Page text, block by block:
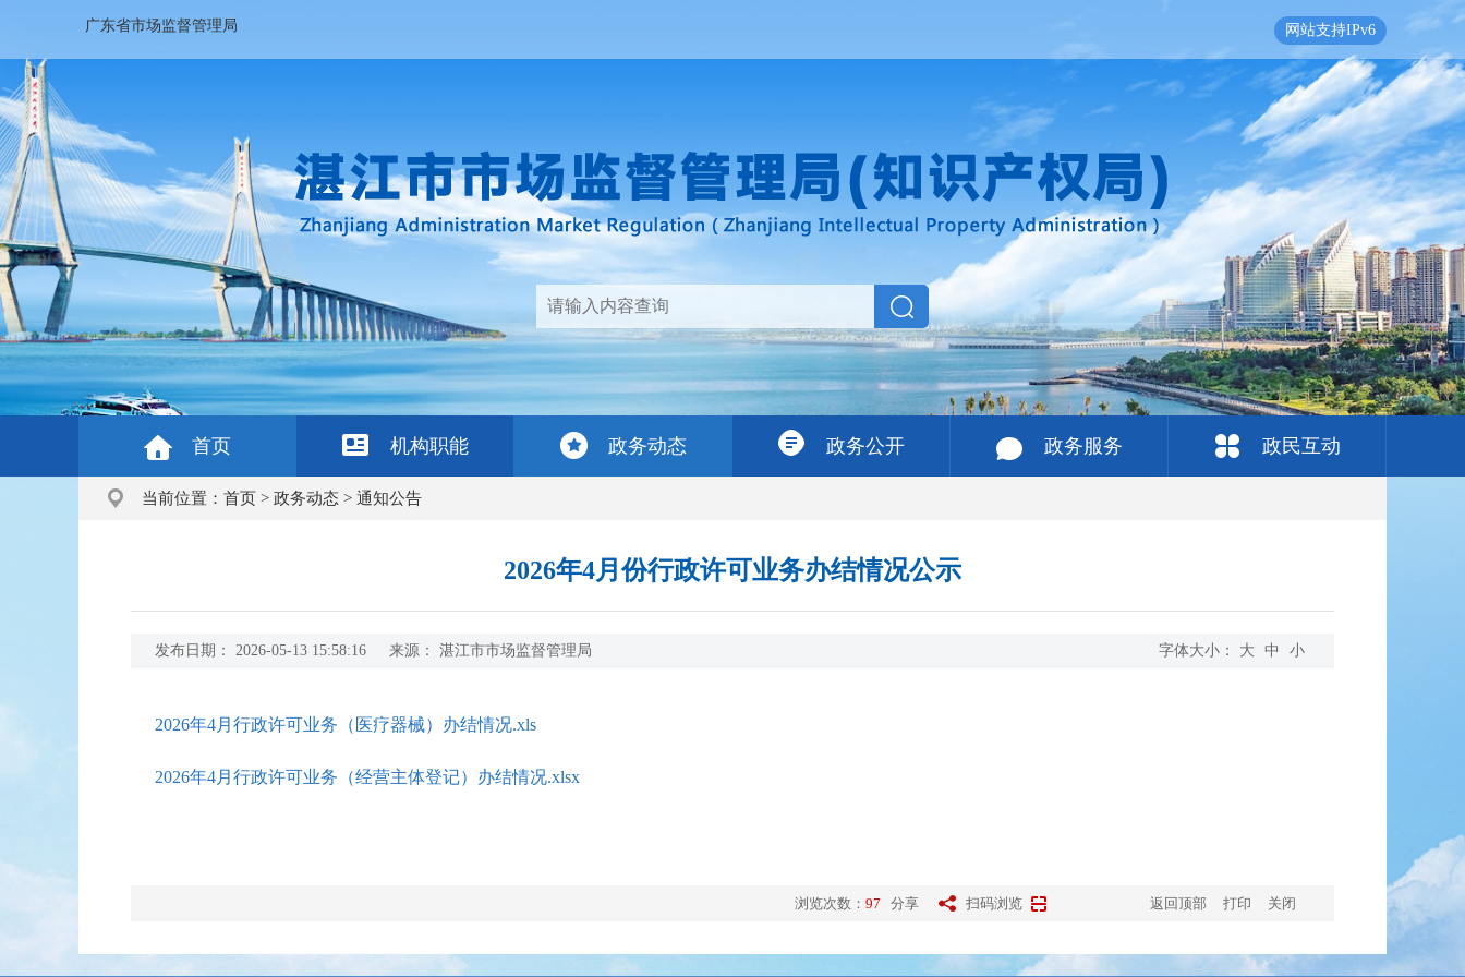
广东省市场监督管理局 网站支持IPv6
首页 机构职能 政务动态 政务公开 政务服务 政民互动
当前位置： 首页 > 政务动态 > 通知公告
2026年4月份行政许可业务办结情况公示
发布日期： 2026-05-13 15:58:16 来源： 湛江市市场监督管理局 字体大小： 大 中 小
2026年4月行政许可业务（医疗器械）办结情况.xls
2026年4月行政许可业务（经营主体登记）办结情况.xlsx
浏览次数： 97 分享 扫码浏览 返回顶部 打印 关闭